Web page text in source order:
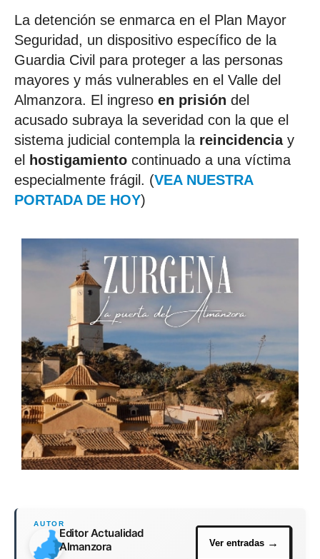
La detención se enmarca en el Plan Mayor
Seguridad, un dispositivo específico de la
Guardia Civil para proteger a las personas
mayores y más vulnerables en el Valle del
Almanzora. El ingreso en prisión del
acusado subraya la severidad con la que el
sistema judicial contempla la reincidenciay
el
hostigamiento continuado a una víctima
especialmente frágil. (VEA NUESTRA
PORTADA DE HOY)
Editor Actualidad
Almanzora